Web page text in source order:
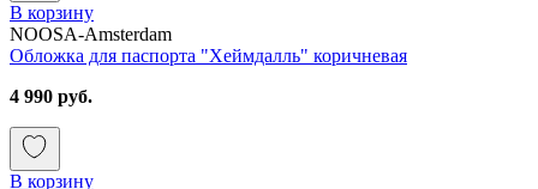
В корзину
NOOSA-Amsterdam
Обложка для паспорта "Хеймдалль" коричневая
4 990 руб.
В корзину